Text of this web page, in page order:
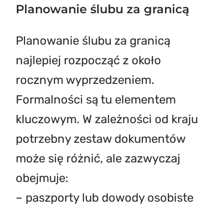
Planowanie ślubu za granicą
Planowanie ślubu za granicą
najlepiej rozpocząć z około
rocznym wyprzedzeniem.
Formalności są tu elementem
kluczowym. W zależności od kraju
potrzebny zestaw dokumentów
może się różnić, ale zazwyczaj
obejmuje:
– paszporty lub dowody osobiste